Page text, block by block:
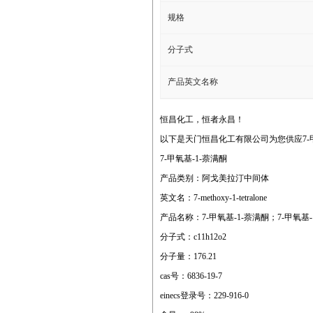
规格
分子式
产品英文名称
恒昌化工，恒者永昌！
以下是天门恒昌化工有限公司为您供应
7-甲氧基-1-萘满酮
产品类别：阿戈美拉汀中间体
英文名：7-methoxy-1-tetralone
产品名称：7-甲氧基-1-萘满酮；7-甲氧基
分子式：c11h12o2
分子量：176.21
cas号：6836-19-7
einecs登录号：229-916-0